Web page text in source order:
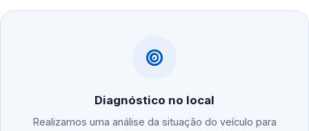
Diagnóstico no local
Realizamos uma análise da situação do veículo para